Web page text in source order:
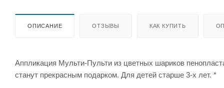
ОПИСАНИЕ ОТЗЫВЫ КАК КУПИТЬ
Аппликация Мульти-Пульти из цветных шариков
станут прекрасным подарком. Для детей старше 3-х лет. *